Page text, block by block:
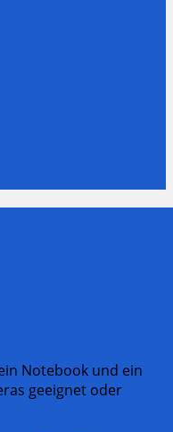
Notebook und ein
geeignet oder